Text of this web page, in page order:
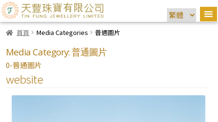
首頁 Media Categories 普通圖片
Media Category:普通圖片
0-普通圖片
website